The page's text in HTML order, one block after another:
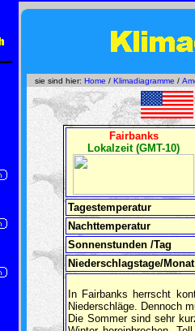
sie sind hier: Home / Klimadiagramme /
Fairbanks
Lokalzeit (GMT-10)
Tagestemperatur
Nachttemperatur
Sonnenstunden /Tag
Niederschlagstage/Monat
In Fairbanks herrscht
Niederschläge. Dennoch
Die Sommer sind sehr